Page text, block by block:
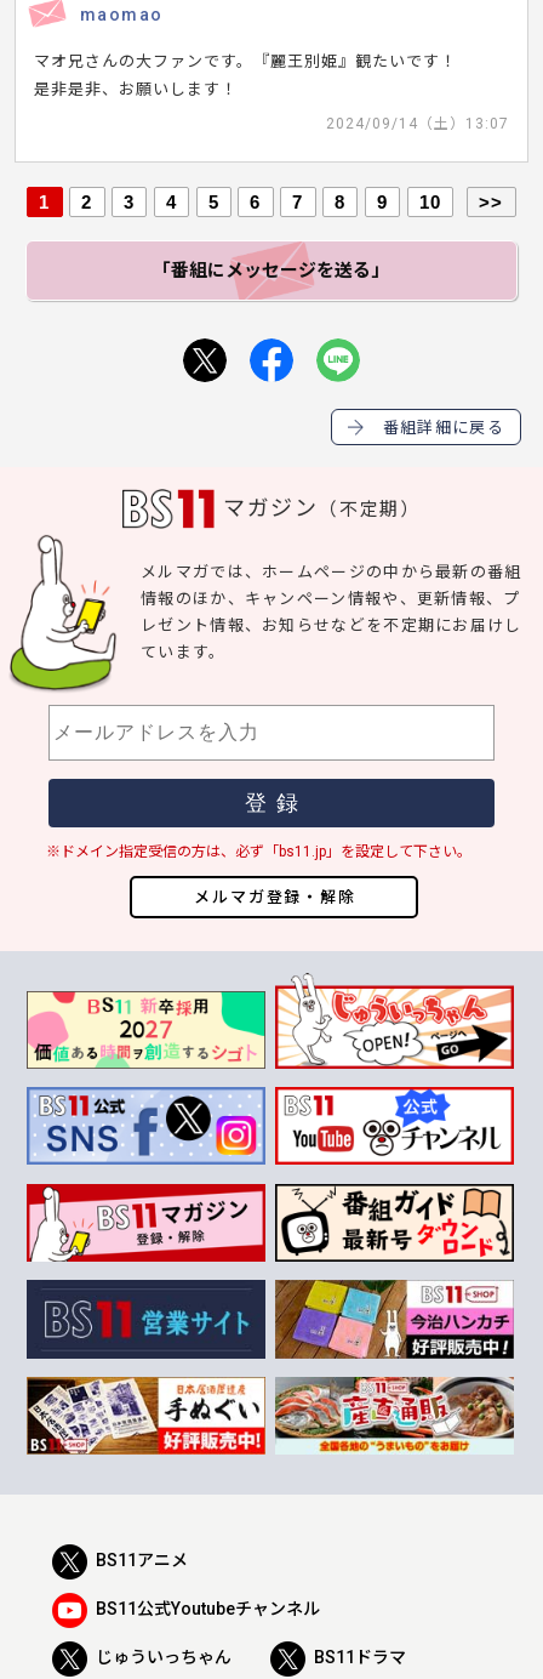
maomao
マオ兄さんの大ファンです。『麗王別姫』観たいです！
是非是非、お願いします！
2024/09/14（土）13:07
1 2 3 4 5 6 7 8 9 10 >>
「番組にメッセージを送る」
番組詳細に戻る
マガジン （不定期）
メルマガ登録・解除
メルマガでは、ホームページの中から最新の番組
情報のほか、キャンペーン情報や、更新情報、プ
レゼント情報、お知らせなどを不定期にお届けし
ています。
※ドメイン指定受信の方は、必ず「bs11.jp」を設定して下さい。
BS11アニメ
BS11公式Youtubeチャンネル
じゅういっちゃん BS11ドラマ